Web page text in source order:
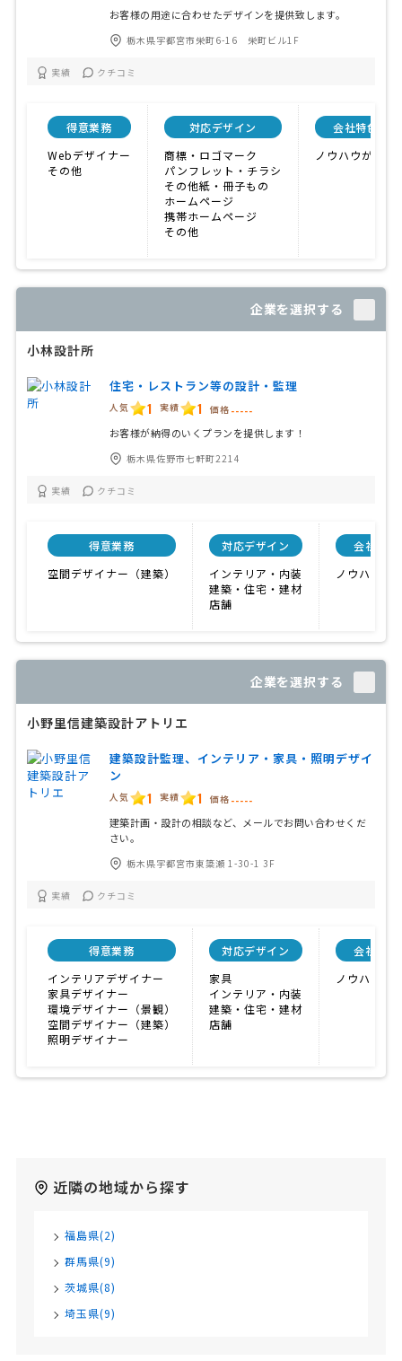
お客様の用途に合わせたデザインを提供致します。
栃木県宇都宮市栄町6-16 栄町ビル1F
実績 クチコミ
得意業務
Webデザイナー
その他
対応デザイン
商標・ロゴマーク
パンフレット・チラシ
その他紙・冊子もの
ホームページ
携帯ホームページ
その他
会社特色
ノウハウが充実
企業を選択する
小林設計所
住宅・レストラン等の設計・監理
人気 1 実績 1 価格 -----
お客様が納得のいくプランを提供します！
栃木県佐野市七軒町2214
実績 クチコミ
得意業務
空間デザイナー（建築）
対応デザイン
インテリア・内装
建築・住宅・建材
店舗
会社特色
ノウハウが
企業を選択する
小野里信建築設計アトリエ
建築設計監理、インテリア・家具・照明デザイ
ン
人気 1 実績 1 価格 -----
建築計画・設計の相談など、メールでお問い合わせくだ
さい。
栃木県宇都宮市東簗瀬 1-30-1 3F
実績 クチコミ
得意業務
インテリアデザイナー
家具デザイナー
環境デザイナー（景観）
空間デザイナー（建築）
照明デザイナー
対応デザイン
家具
インテリア・内装
建築・住宅・建材
店舗
会社特色
ノウハウが
近隣の地域から探す
福島県(2)
群馬県(9)
茨城県(8)
埼玉県(9)